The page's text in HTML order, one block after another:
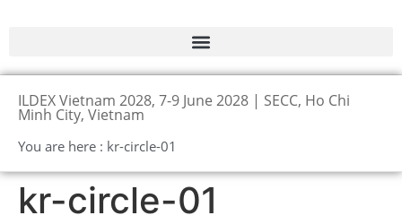
ILDEX Vietnam 2028, 7-9 June 2028 | SECC, Ho Chi
Minh City, Vietnam
You are here : kr-circle-01
kr-circle-01